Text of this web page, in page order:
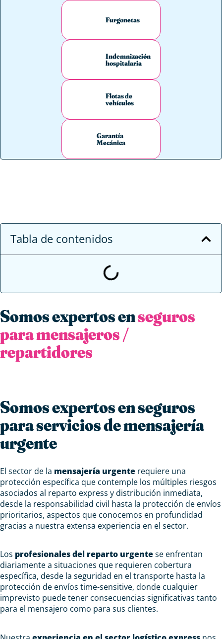
Furgonetas
Indemnización
hospitalaria
Flotas de
vehículos
Garantía
Mecánica
Tabla de contenidos
Somos expertos enseguros
para mensajeros /
repartidores
Somos expertos en seguros
para servicios de mensajería
urgente
El sector de la mensajería urgente requiere una
protección específica que contemple los múltiples riesgos
asociados al reparto express y distribución inmediata,
desde la responsabilidad civil hasta la protección de envíos
prioritarios, aspectos que conocemos en profundidad
gracias a nuestra extensa experiencia en el sector.
Los profesionales del reparto urgentese enfrentan
diariamente a situaciones que requieren cobertura
específica, desde la seguridad en el transporte hasta la
protección de envíos time-sensitive, donde cualquier
imprevisto puede tener consecuencias significativas tanto
para el mensajero como para sus clientes.